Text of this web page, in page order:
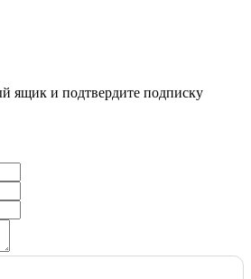
ящик и подтвердите подписку